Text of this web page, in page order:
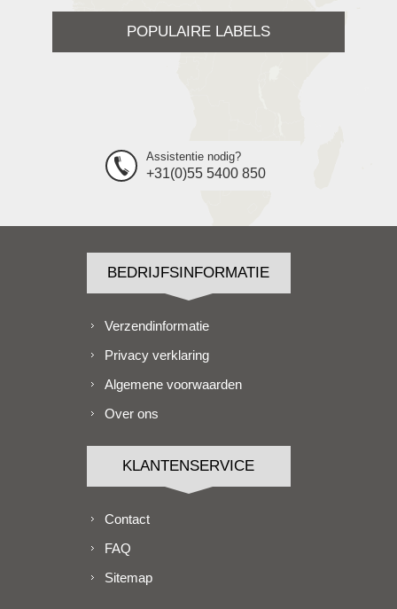
POPULAIRE LABELS
Assistentie nodig?
+31(0)55 5400 850
BEDRIJFSINFORMATIE
Verzendinformatie
Privacy verklaring
Algemene voorwaarden
Over ons
KLANTENSERVICE
Contact
FAQ
Sitemap